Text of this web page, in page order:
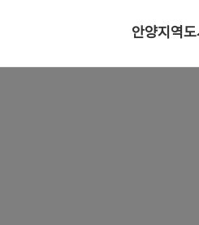
안양지역